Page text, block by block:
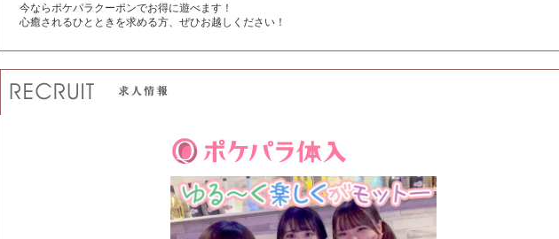
今ならポケパラクーポンでお得に遊べます！
心癒されるひとときを求める方、ぜひお越しください！